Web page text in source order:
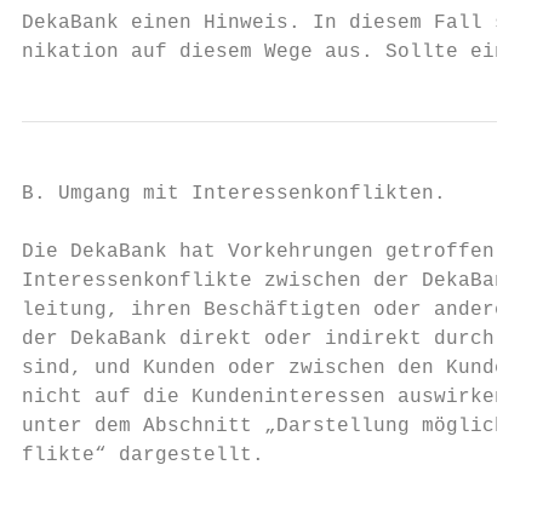
DekaBank einen Hinweis. In diesem Fall
nikation auf diesem Wege aus. Sollte ein
B. Umgang mit Interessenkonflikten.
Die DekaBank hat Vorkehrungen
Interessenkonflikte zwischen der
leitung, ihren Beschäftigten oder anderen
der DekaBank direkt oder indirekt durch
sind, und Kunden oder zwischen den Kunden
nicht auf die Kundeninteressen
unter dem Abschnitt „Darstellung
flikte“ dargestellt.